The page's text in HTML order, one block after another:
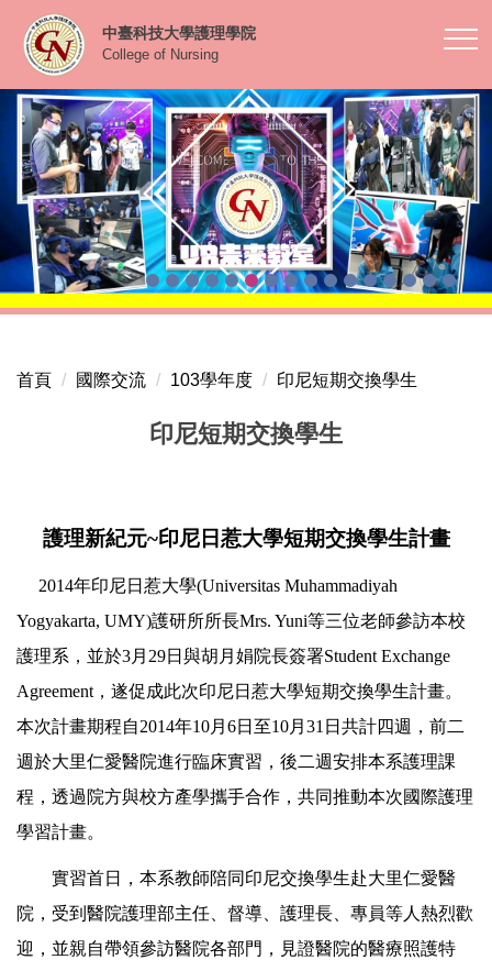
到
要
內
容
區
中臺科技大學護理學院
College of Nursing
首頁 國際交流 103學年度 印尼短期交換學生
印尼短期交換學生
護理新紀元~印尼日惹大學短期交換學生計畫
2014年印尼日惹大學(Universitas Muhammadiyah
Yogyakarta, UMY)護研所所長Mrs. Yuni等三位老師參訪本校
護理系，並於3月29日與胡月娟院長簽署Student Exchange
Agreement，遂促成此次印尼日惹大學短期交換學生計畫。
本次計畫期程自2014年10月6日至10月31日共計四週，前二
週於大里仁愛醫院進行臨床實習，後二週安排本系護理課
程，透過院方與校方產學攜手合作，共同推動本次國際護理
學習計畫。
實習首日，本系教師陪同印尼交換學生赴大里仁愛醫
院，受到醫院護理部主任、督導、護理長、專員等人熱烈歡
迎，並親自帶領參訪醫院各部門，見證醫院的醫療照護特